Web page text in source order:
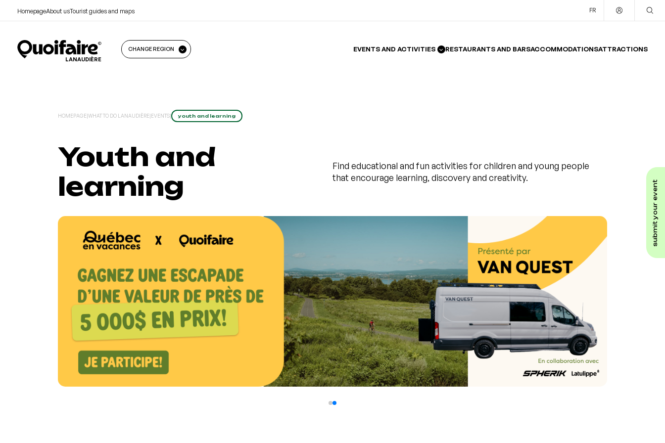
HomepageAbout usTourist guides and maps FR
LANAUDIÈRE
CHANGE REGION EVENTS AND ACTIVITIES RESTAURANTS AND BARSACCOMMODATIONSATTRACTIONS
submit your event
HOMEPAGE|WHAT TO DO LANAUDIÈRE|EVENTS| youth and learning
Youth and
learning
Find educational and fun activities for children and young people
that encourage learning, discovery and creativity.